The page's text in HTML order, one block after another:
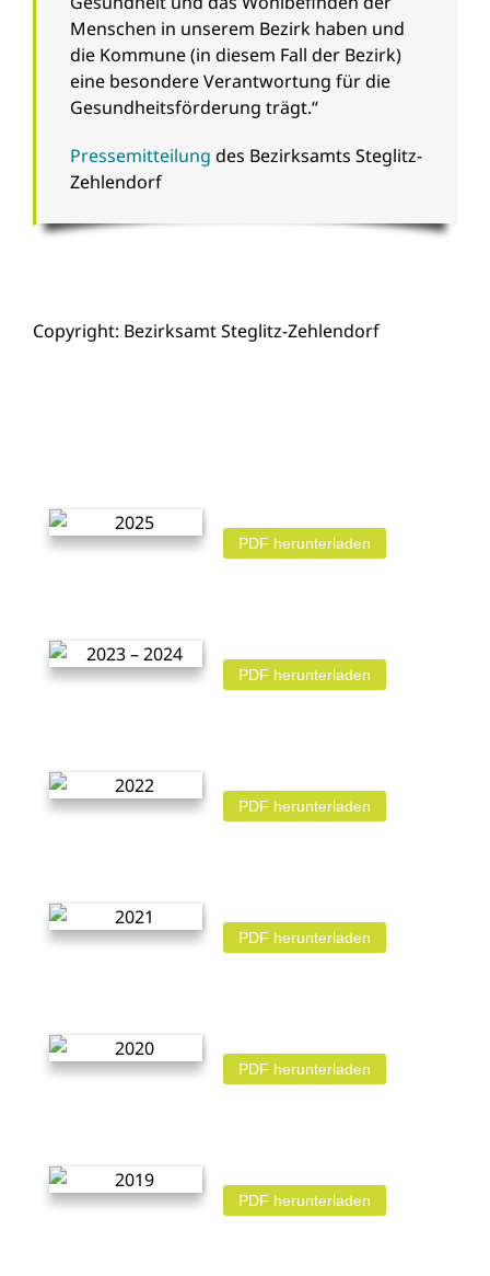
Menschen in unserem Bezirk haben und
die Kommune (in diesem Fall der Bezirk)
eine besondere Verantwortung für die
Gesundheitsförderung trägt.“
Pressemitteilung des Bezirksamts Steglitz-
Zehlendorf
Copyright: Bezirksamt Steglitz-Zehlendorf
PDF herunterladen
PDF herunterladen
PDF herunterladen
PDF herunterladen
PDF herunterladen
PDF herunterladen